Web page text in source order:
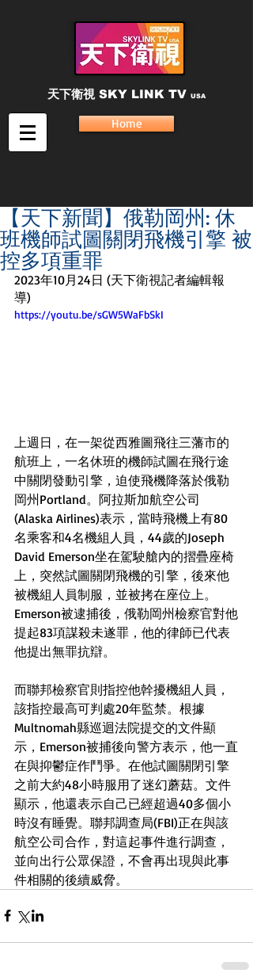
天下衛視 SKY LINK TV USA
Home
【天下新聞】俄勒岡州: 休
班機師試圖關閉飛機引擎 被
控多項重罪
2023年10月24日 (天下衛視記者編輯報
導)
https://youtu.be/sGW5WaFbSkI
上週日，在一架從西雅圖飛往三藩市的
航班上，一名休班的機師試圖在飛行途
中關閉發動引擎，迫使飛機降落於俄勒
岡州Portland。阿拉斯加航空公司
(Alaska Airlines)表示，當時飛機上有80
名乘客和4名機組人員，44歲的Joseph
David Emerson坐在駕駛艙內的摺疊座椅
上，突然試圖關閉飛機的引擎，後來他
被機組人員制服，並被拷在座位上。
Emerson被逮捕後，俄勒岡州檢察官對他
提起83項謀殺未遂罪，他的律師已代表
他提出無罪抗辯。
而聯邦檢察官則指控他幹擾機組人員，
該指控最高可判處20年監禁。根據
Multnomah縣巡迴法院提交的文件顯
示，Emerson被捕後向警方表示，他一直
在與抑鬱症作鬥爭。在他試圖關閉引擎
之前大約48小時服用了迷幻蘑菇。文件
顯示，他還表示自己已經超過40多個小
時沒有睡覺。聯邦調查局(FBI)正在與該
航空公司合作，對這起事件進行調查，
並向出行公眾保證，不會再出現與此事
件相關的後續威脅。